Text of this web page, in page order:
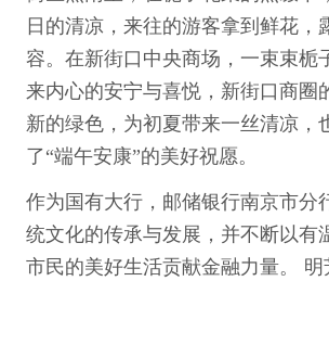
日的清凉，来往的游客拿到鲜花，
容。在新街口中央商场，一束束栀
来内心的安宁与喜悦，新街口商圈
新的绿色，为初夏带来一丝清凉，
了“端午安康”的美好祝愿。
作为国有大行，邮储银行南京市分
统文化的传承与发展，并不断以有
市民的美好生活贡献金融力量。 明